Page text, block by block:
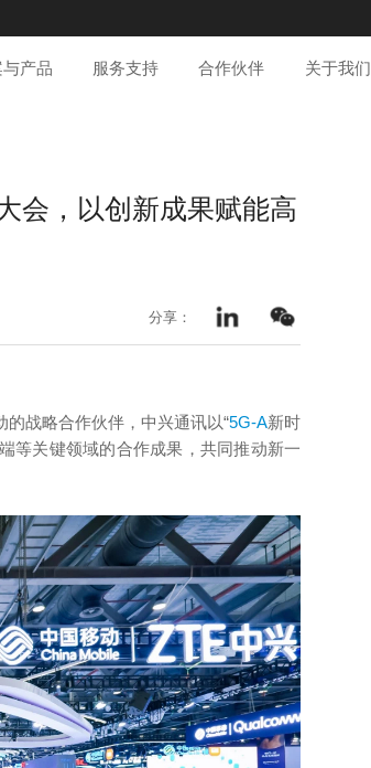
产品 服务支持 合作伙伴 关于我们
会，以创新成果赋能高
分享：
战略合作伙伴，中兴通讯以“5G-A新时
等关键领域的合作成果，共同推动新一